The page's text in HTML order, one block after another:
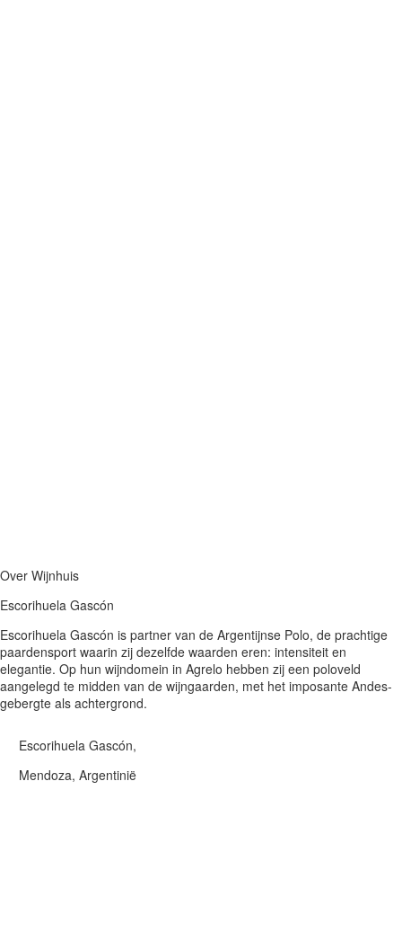
Over Wijnhuis
Escorihuela Gascón
Escorihuela Gascón is partner van de Argentijnse Polo, de prachtige
paardensport waarin zij dezelfde waarden eren: intensiteit en
elegantie. Op hun wijndomein in Agrelo hebben zij een poloveld
aangelegd te midden van de wijngaarden, met het imposante Andes-
gebergte als achtergrond.
Escorihuela Gascón,
Mendoza, Argentinië